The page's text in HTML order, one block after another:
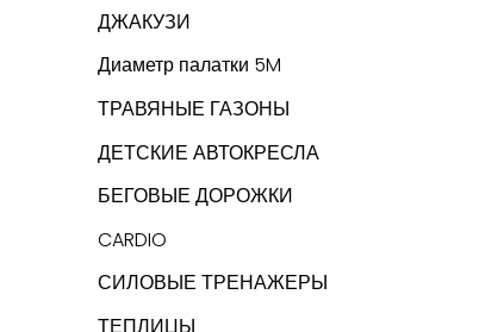
ДЖАКУЗИ
Диаметр палатки 5M
ТРАВЯНЫЕ ГАЗОНЫ
ДЕТСКИЕ АВТОКРЕСЛА
БЕГОВЫЕ ДОРОЖКИ
CARDIO
СИЛОВЫЕ ТРЕНАЖЕРЫ
ТЕПЛИЦЫ